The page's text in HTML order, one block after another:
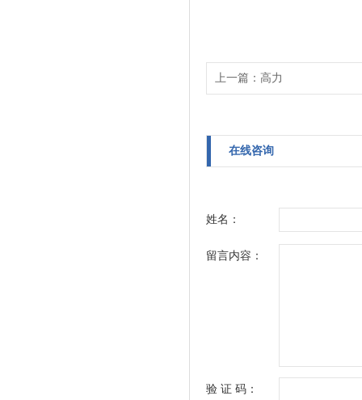
上一篇： 高力
在线咨询
姓名：
留言内容：
验 证 码：